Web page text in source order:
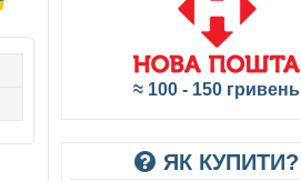
≈ 100 - 150 гривень
ЯК КУПИТИ?